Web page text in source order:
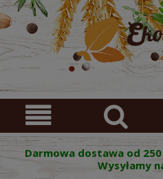
Darmowa dostawa od
Wysyłamy